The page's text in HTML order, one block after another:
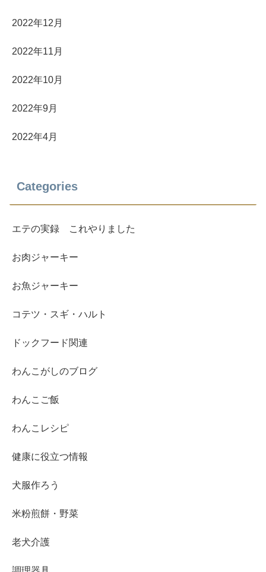
2022年12月
2022年11月
2022年10月
2022年9月
2022年4月
Categories
エテの実録 これやりました
お肉ジャーキー
お魚ジャーキー
コテツ・スギ・ハルト
ドックフード関連
わんこがしのブログ
わんこご飯
わんこレシピ
健康に役立つ情報
犬服作ろう
米粉煎餅・野菜
老犬介護